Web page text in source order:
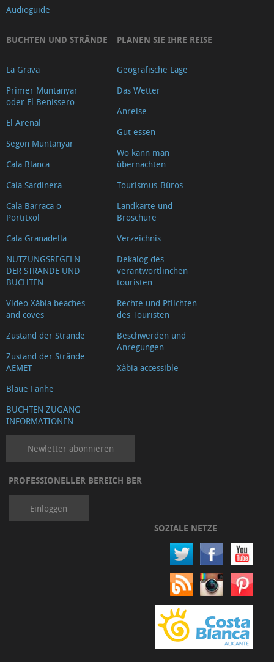
Audioguide
BUCHTEN UND STRÄNDE
La Grava
Primer Muntanyar
oder El Benissero
El Arenal
Segon Muntanyar
Cala Blanca
Cala Sardinera
Cala Barraca o
Portitxol
Cala Granadella
NUTZUNGSREGELN
DER STRÄNDE UND
BUCHTEN
Video Xàbia beaches
and coves
Zustand der Strände
Zustand der Strände.
AEMET
Blaue Fanhe
BUCHTEN ZUGANG
INFORMATIONEN
PLANEN SIE IHRE REISE
Geografische Lage
Das Wetter
Anreise
Gut essen
Wo kann man
übernachten
Tourismus-Büros
Landkarte und
Broschüre
Verzeichnis
Dekalog des
verantwortlinchen
touristen
Rechte und Pflichten
des Touristen
Beschwerden und
Anregungen
Xàbia accessible
Newletter abonnieren
PROFESSIONELLER BEREICH BER
Einloggen
SOZIALE NETZE